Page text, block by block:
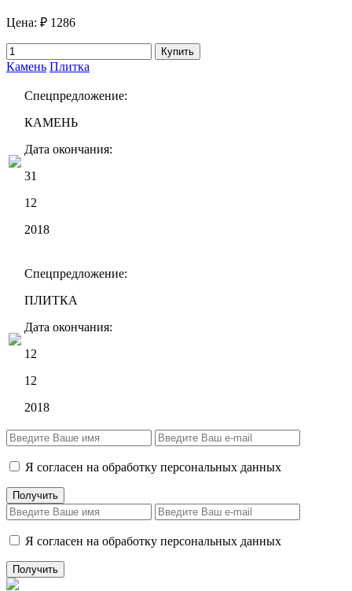
Цена: ₽ 1286
Купить
Камень Плитка
Спецпредложение:
КАМЕНЬ
Дата окончания:
31
12
2018
Спецпредложение:
ПЛИТКА
Дата окончания:
12
12
2018
Я согласен на обработку персональных данных
Я согласен на обработку персональных данных